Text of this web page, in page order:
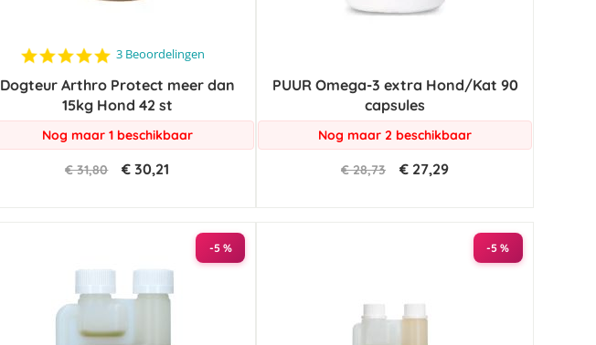
5.0
rating
3 Beoordelingen
Dogteur Arthro Protect meer dan
15kg Hond 42 st
Nog maar 1 beschikbaar
€ 31,80 € 30,21
PUUR Omega-3 extra Hond/Kat 90
capsules
Nog maar 2 beschikbaar
€ 28,73 € 27,29
-5 % -5 %